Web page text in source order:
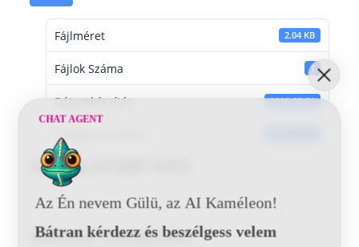
Fájlméret 2.04 KB
Fájlok Száma 1
Dátumkészítés 2016-05-31
Utoljára frissített
Honda R158P HYD
Vélemény, hozzászólás?
CHAT AGENT
Az Én nevem Gülü, az AI Kaméleon!
Bátran kérdezz és beszélgess velem